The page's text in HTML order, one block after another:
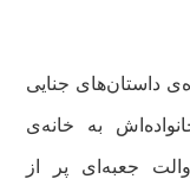
داستان‌های جنایی
به خانه‌ی
جعبه‌ای پر از